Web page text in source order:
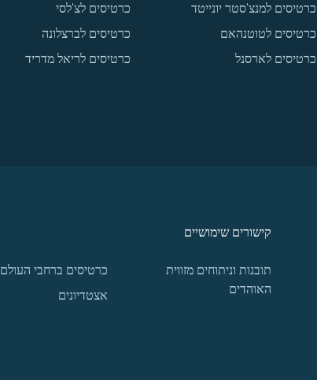
כרטיסים למנצ'סטר יונייטד
כרטיסים לטוטנהאם
כרטיסים לארסנל
כרטיסים לצ'לסי
כרטיסים לברצלונה
כרטיסים לריאל מדריד
קישורים שימושיים
תובנות וניתוחים מזווית
האוהדים
כרטיסים ברחבי העולם
אצטדיונים